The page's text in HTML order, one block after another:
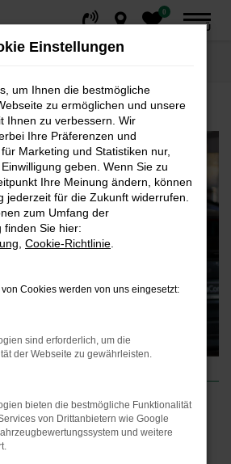
0
MENÜ
Angebote für
Einstellungen
um Ihnen die bestmögliche
zu ermöglichen und unsere
Ihnen zu verbessern. Wir
Ihre Präferenzen und
Marketing und Statistiken nur,
geben. Wenn Sie zu
Ihre Meinung ändern, können
jederzeit für die Zukunft widerrufen.
zum Umfang der
finden Sie hier:
Cookie-Richtlinie
Cookies werden von uns eingesetzt:
sind erforderlich, um die
der Webseite zu gewährleisten.
bieten die bestmögliche Funktionalität
von Drittanbietern wie Google
und weitere